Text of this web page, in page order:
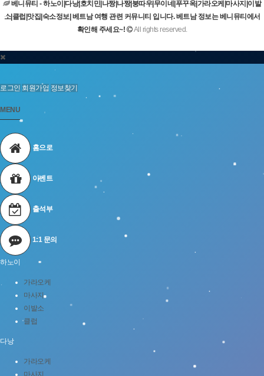
베니뮤티 - 하노이|다낭|호치민|나짱|나짱|붕따우|무이네|푸꾸옥|가라오케|마사지|이발
소|클럽|맛집|숙소정보| 베트남 여행 관련 커뮤니티 입니다. 베트남 정보는 베니뮤티에서
확인해 주세요~!
All rights reserved.
로그인 회원가입 정보찾기
MENU
홈으로
이벤트
출석부
1:1 문의
하노이
가라오케
마사지
이발소
클럽
다낭
가라오케
마사지